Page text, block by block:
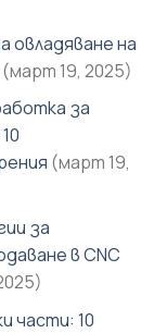
овладяване на
(март 19, 2025)
за
(март 19,
за
в CNC
части: 10